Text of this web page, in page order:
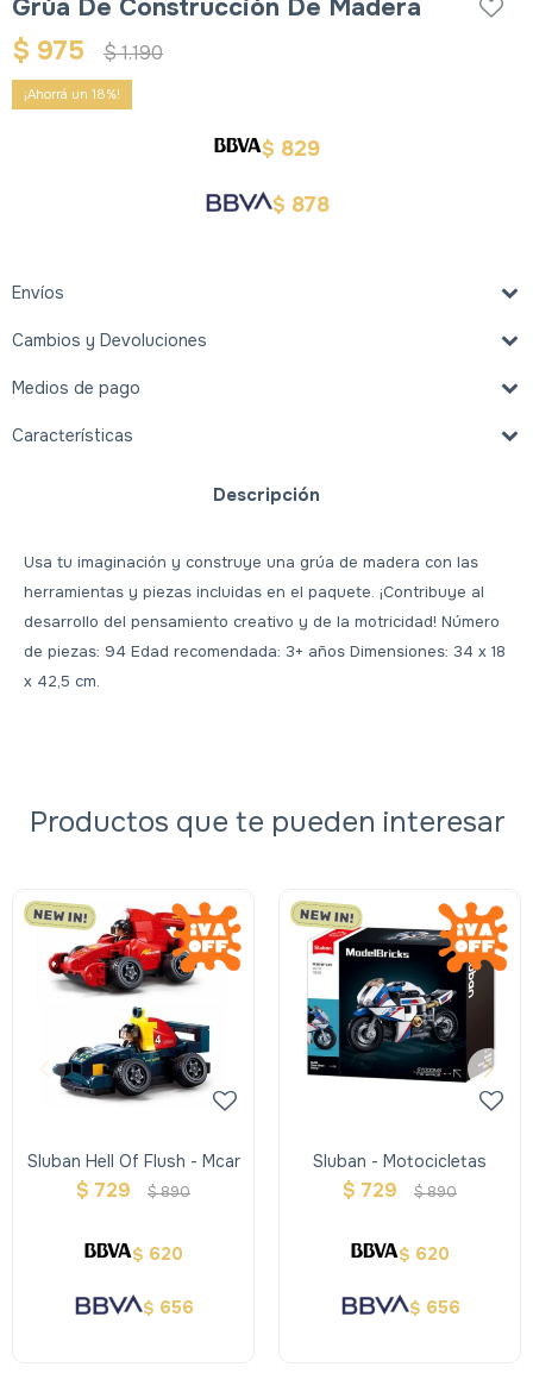
Grúa De Construcción De Madera
$ 975 $1.190
18
$ 829
$ 878
Envíos
Cambios y Devoluciones
Medios de pago
Características
Descripción
Usa tu imaginación y construye una grúa de madera con las
herramientas y piezas incluidas en el paquete. ¡Contribuye al
desarrollo del pensamiento creativo y de la motricidad! Número
de piezas: 94 Edad recomendada: 3+ años Dimensiones: 34 x 18
x 42,5 cm.
Productos que te pueden interesar
Sluban Hell Of Flush - Mcar
$ 729 $890
$ 620
$ 656
Sluban - Motocicletas
$ 729 $890
$ 620
$ 656